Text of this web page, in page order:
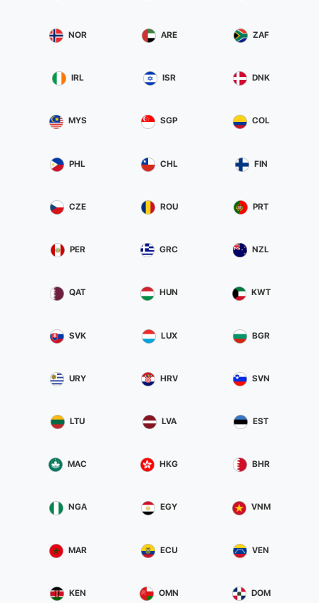
NOR ARE ZAF
IRL ISR DNK
MYS SGP COL
PHL CHL FIN
CZE ROU PRT
PER GRC NZL
QAT HUN KWT
SVK LUX BGR
URY HRV SVN
LTU LVA EST
MAC HKG BHR
NGA EGY VNM
MAR ECU VEN
KEN OMN DOM